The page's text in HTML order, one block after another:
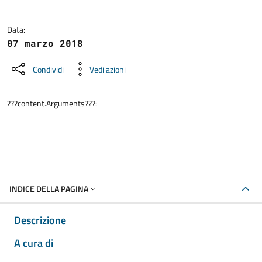
Data:
07 marzo 2018
Condividi Vedi azioni
???content.Arguments???:
INDICE DELLA PAGINA
Descrizione
A cura di